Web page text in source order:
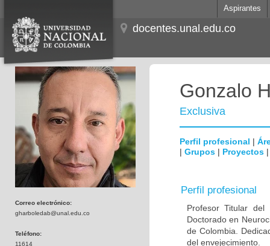
Aspirantes
docentes.unal.edu.co
Correo electrónico:
gharboledab@unal.edu.co
Teléfono:
11614
Gonzalo
Exclusiva
Perfil profesional |
| Grupos | Proyectos
Perfil profesional
Profesor Titular
Doctorado en
de Colombia.
del envejecimiento.